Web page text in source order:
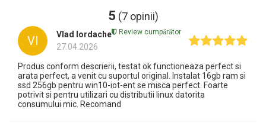
5 (7 opinii)
VI
Vlad Iordache
27.04.2026
Review cumpărător
Produs conform descrierii, testat ok functioneaza perfect si
arata perfect, a venit cu suportul original. Instalat 16gb ram si
ssd 256gb pentru win10-iot-ent se misca perfect. Foarte
potrivit si pentru utilizari cu distributii linux datorita
consumului mic. Recomand